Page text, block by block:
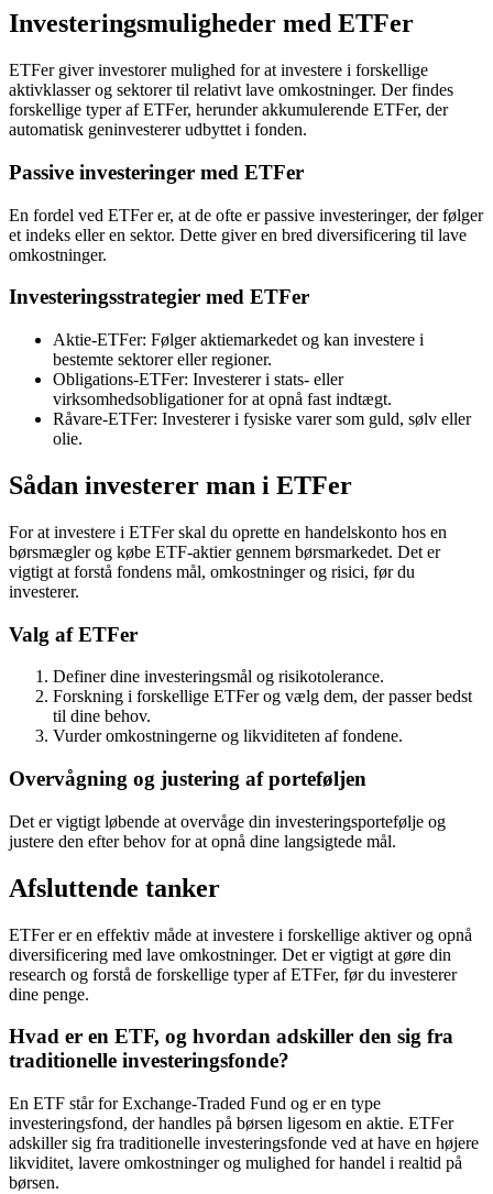
Investeringsmuligheder med ETFer
ETFer giver investorer mulighed for at investere i forskellige
aktivklasser og sektorer til relativt lave omkostninger. Der findes
forskellige typer af ETFer, herunder akkumulerende ETFer, der
automatisk geninvesterer udbyttet i fonden.
Passive investeringer med ETFer
En fordel ved ETFer er, at de ofte er passive investeringer, der følger
et indeks eller en sektor. Dette giver en bred diversificering til lave
omkostninger.
Investeringsstrategier med ETFer
Aktie-ETFer: Følger aktiemarkedet og kan investere i
bestemte sektorer eller regioner.
Obligations-ETFer: Investerer i stats- eller
virksomhedsobligationer for at opnå fast indtægt.
Råvare-ETFer: Investerer i fysiske varer som guld, sølv eller
olie.
Sådan investerer man i ETFer
For at investere i ETFer skal du oprette en handelskonto hos en
børsmægler og købe ETF-aktier gennem børsmarkedet. Det er
vigtigt at forstå fondens mål, omkostninger og risici, før du
investerer.
Valg af ETFer
Definer dine investeringsmål og risikotolerance.
Forskning i forskellige ETFer og vælg dem, der passer bedst
til dine behov.
Vurder omkostningerne og likviditeten af fondene.
Overvågning og justering af porteføljen
Det er vigtigt løbende at overvåge din investeringsportefølje og
justere den efter behov for at opnå dine langsigtede mål.
Afsluttende tanker
ETFer er en effektiv måde at investere i forskellige aktiver og opnå
diversificering med lave omkostninger. Det er vigtigt at gøre din
research og forstå de forskellige typer af ETFer, før du investerer
dine penge.
Hvad er en ETF, og hvordan adskiller den sig fra
traditionelle investeringsfonde?
En ETF står for Exchange-Traded Fund og er en type
investeringsfond, der handles på børsen ligesom en aktie. ETFer
adskiller sig fra traditionelle investeringsfonde ved at have en højere
likviditet, lavere omkostninger og mulighed for handel i realtid på
børsen.